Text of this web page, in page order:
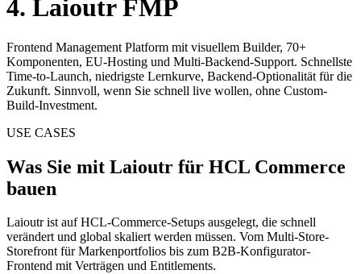
4. Laioutr FMP
Frontend Management Platform mit visuellem Builder, 70+
Komponenten, EU-Hosting und Multi-Backend-Support. Schnellste
Time-to-Launch, niedrigste Lernkurve, Backend-Optionalität für die
Zukunft. Sinnvoll, wenn Sie schnell live wollen, ohne Custom-
Build-Investment.
USE CASES
Was Sie mit Laioutr für HCL Commerce
bauen
Laioutr ist auf HCL-Commerce-Setups ausgelegt, die schnell
verändert und global skaliert werden müssen. Vom Multi-Store-
Storefront für Markenportfolios bis zum B2B-Konfigurator-
Frontend mit Verträgen und Entitlements.